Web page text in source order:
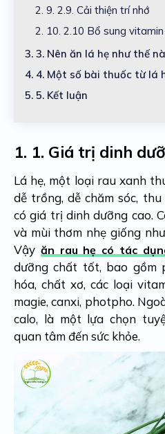
2. 9. 2.9. Cải thiện trí nhớ
2. 10. 2.10 Bổ sung
3. 3. Nên ăn lá hẹ như thế
4. 4. Một số bài thuốc từ lá
5. 5. Kết luận
1. 1. Giá trị dinh
Lá hẹ, một loại rau xanh
dễ trồng, dễ chăm sóc,
có giá trị dinh dưỡng cao.
và mùi thơm nhẹ giống
Vậy ăn rau hẹ có tác
dưỡng chất tốt, bao gồm
hóa, chất xơ, các loại
magie, canxi, photpho.
calo, là một lựa chọn
quan tâm đến sức khỏe.